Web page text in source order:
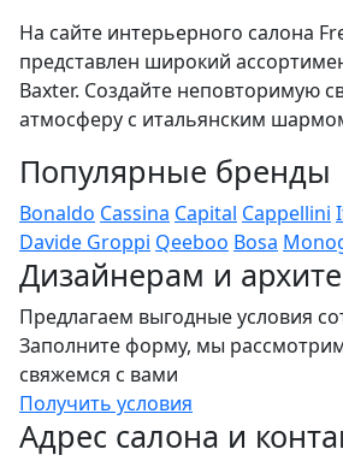
На сайте интерьерного салона
представлен широкий
Baxter. Создайте неповторимую
атмосферу с итальянским
Популярные бренды
Bonaldo Cassina Capital Cappellini
Davide Groppi Qeeboo Bosa
Дизайнерам и
Предлагаем выгодные условия
Заполните форму, мы
свяжемся с вами
Получить условия
Адрес салона и